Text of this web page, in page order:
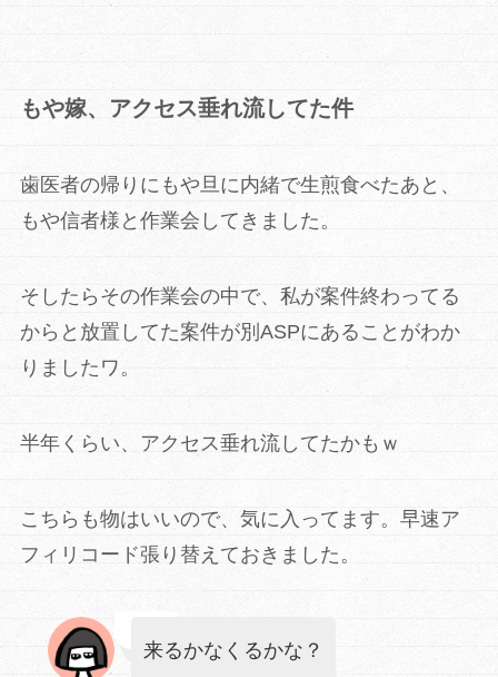
もや嫁、アクセス垂れ流してた件
歯医者の帰りにもや旦に内緒で生煎食べたあと、
もや信者様と作業会してきました。
そしたらその作業会の中で、私が案件終わってる
からと放置してた案件が別ASPにあることがわか
りましたワ。
半年くらい、アクセス垂れ流してたかもｗ
こちらも物はいいので、気に入ってます。早速ア
フィリコード張り替えておきました。
来るかなくるかな？